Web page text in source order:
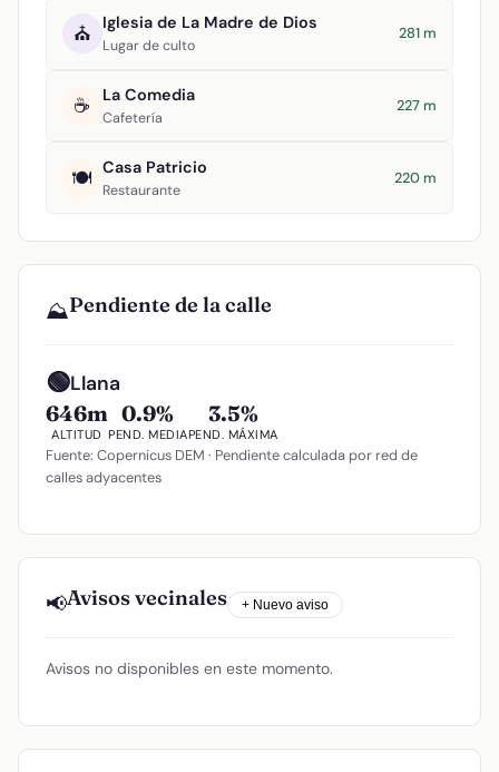
⛪ Iglesia de La Madre de Dios
Lugar de culto
281 m
☕ La Comedia
Cafetería
227 m
🍽️ Casa Patricio
Restaurante
220 m
⛰️Pendiente de la calle
🟢Llana
646m
ALTITUD
0.9%
PEND. MEDIA
3.5%
PEND. MÁXIMA
Fuente: Copernicus DEM · Pendiente calculada por red de
calles adyacentes
📢Avisos vecinales + Nuevo aviso
Avisos no disponibles en este momento.